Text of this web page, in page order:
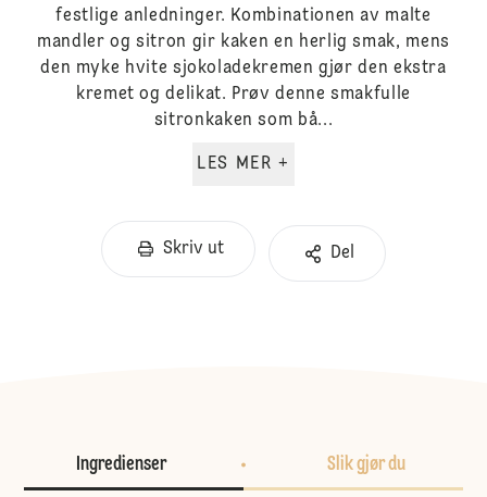
festlige anledninger. Kombinationen av malte
mandler og sitron gir kaken en herlig smak, mens
den myke hvite sjokoladekremen gjør den ekstra
kremet og delikat. Prøv denne smakfulle
sitronkaken som bå...
LES MER +
Skriv ut Del
Ingredienser Slik gjør du